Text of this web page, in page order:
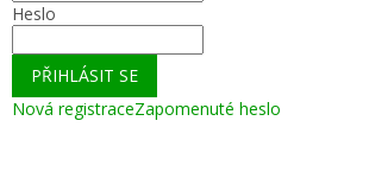
Heslo
PŘIHLÁSIT SE
Nová registraceZapomenuté heslo